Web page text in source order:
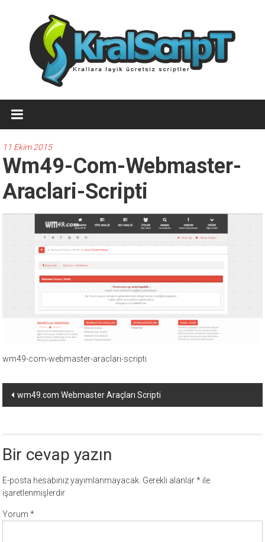
Ücretsiz
WordPress
Temaları,Ücretsiz
Script
Kralscript.com
profesyonel
scriptler,
ücretsiz
temalar,
ücretli
theme
11 Ekim 2015
Wm49-Com-Webmaster-
Araclari-Scripti
wm49-com-webmaster-araclari-scripti
Yazı
wm49.com Webmaster Araçları Scripti
Bir cevap yazın
E-posta hesabınız yayımlanmayacak. Gerekli alanlar* ile
işaretlenmişlerdir
Yorum*